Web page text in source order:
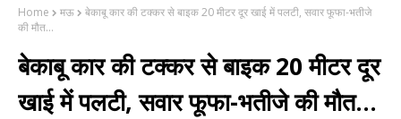
Home मऊ
बेकाबू कार की टक्कर से बाइक 20 मीटर दूर खाई में पलटी, सवार फूफा-भतीजे
की मौत...
बेकाबू कार की टक्कर से बाइक 20 मीटर दूर
खाई में पलटी, सवार फूफा-भतीजे की मौत...